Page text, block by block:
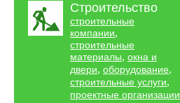
Строительство
строительные
компании,
строительные
материалы, окна и
двери, оборудование,
строительные услуги,
проектные организации